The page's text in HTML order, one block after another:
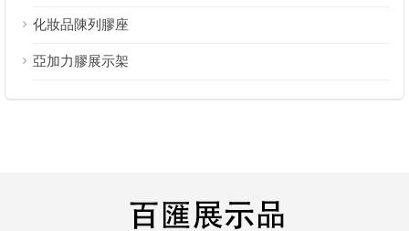
化妝品陳列膠座
亞加力膠展示架